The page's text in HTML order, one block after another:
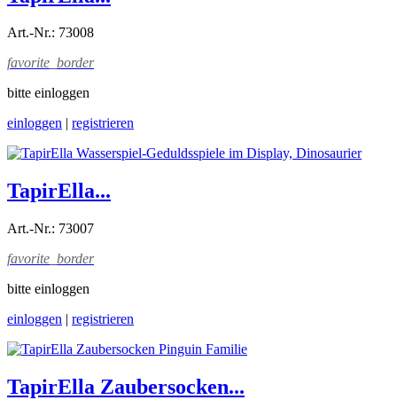
Art.-Nr.: 73008
favorite_border
bitte einloggen
einloggen | registrieren
TapirElla...
Art.-Nr.: 73007
favorite_border
bitte einloggen
einloggen | registrieren
TapirElla Zaubersocken...